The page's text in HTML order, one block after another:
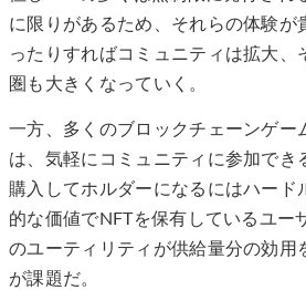
に限りがあるため、それらの体験が
ったりすればコミュニティは拡大、
圏も大きくなっていく。
一方、多くのブロックチェーンゲー
は、気軽にコミュニティに参加でき
購入してホルダーになるにはハード
的な価値でNFTを保有しているユー
のユーティリティが供給量分の効用
が課題だ。